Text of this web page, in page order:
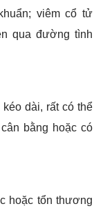
viêm cổ tử
qua đường tình
dài, rất có thể
bằng hoặc có
hoặc tổn thương